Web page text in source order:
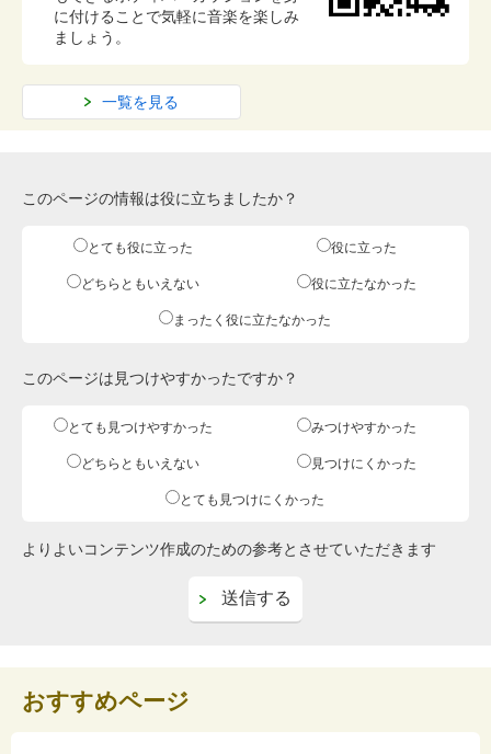
一覧を見る
に付けることで気軽に音楽を楽しみ
ましょう。
このページの情報は役に立ちましたか？
とても役に立った 役に立った
どちらともいえない 役に立たなかった
まったく役に立たなかった
このページは見つけやすかったですか？
とても見つけやすかった みつけやすかった
どちらともいえない 見つけにくかった
とても見つけにくかった
よりよいコンテンツ作成のための参考とさせていただきます
おすすめページ